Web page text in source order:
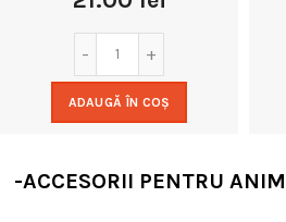
ADAUGĂ ÎN COȘ
-ACCESORII PENTRU